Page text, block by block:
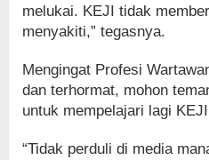
melukai. KEJI tidak
menyakiti,” tegasnya.
Mengingat Profesi
dan terhormat, mohon
untuk mempelajari lagi
“Tidak perduli di media